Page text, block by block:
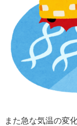
また急な気温の変